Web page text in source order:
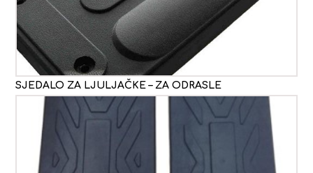
SJEDALO ZA LJULJAČKE – ZA ODRASLE